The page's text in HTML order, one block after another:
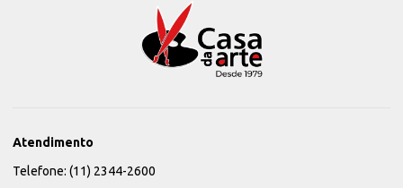
Atendimento
Telefone: (11) 2344-2600